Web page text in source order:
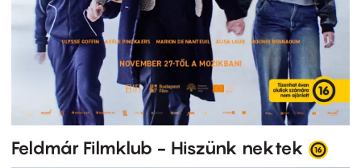
Feldmár Filmklub - Hiszünk nektek